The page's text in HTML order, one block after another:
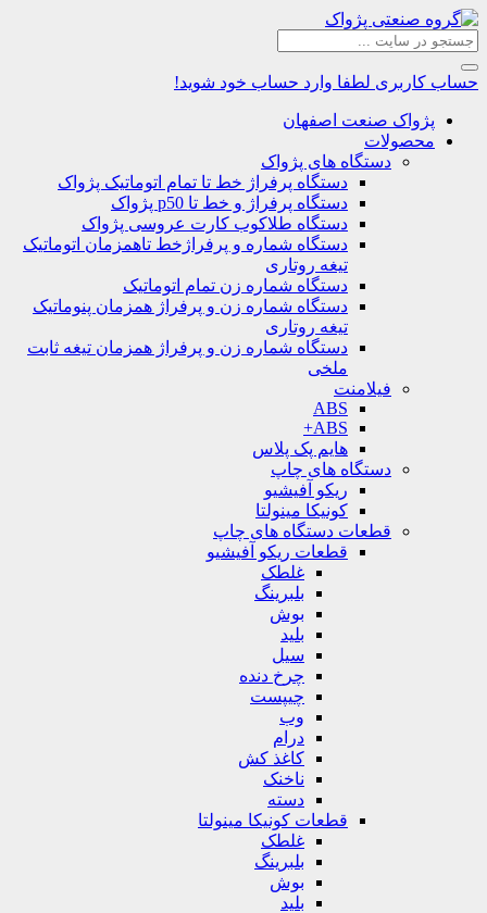
حساب کاربری لطفا وارد حساب خود شوید!
پژواک صنعت اصفهان
محصولات
دستگاه های پژواک
دستگاه پرفراژ خط تا تمام اتوماتیک پژواک
دستگاه پرفراژ و خط تا p50 پژواک
دستگاه طلاکوب کارت عروسی پژواک
دستگاه شماره و پرفراژخط تاهمزمان اتوماتیک
تیغه روتاری
دستگاه شماره زن تمام اتوماتیک
دستگاه شماره زن و پرفراژ همزمان پنوماتیک
تیغه روتاری
دستگاه شماره زن و پرفراژ همزمان تیغه ثابت
ملخی
فیلامنت
ABS
ABS+
هایم پک پلاس
دستگاه های چاپ
ریکو آفیشیو
کونیکا مینولتا
قطعات دستگاه های چاپ
قطعات ریکو آفیشیو
غلطک
بلبرینگ
بوش
بلید
سیل
چرخ دنده
چیپست
وب
درام
کاغذ کش
ناخنک
دسته
قطعات کونیکا مینولتا
غلطک
بلبرینگ
بوش
بلید